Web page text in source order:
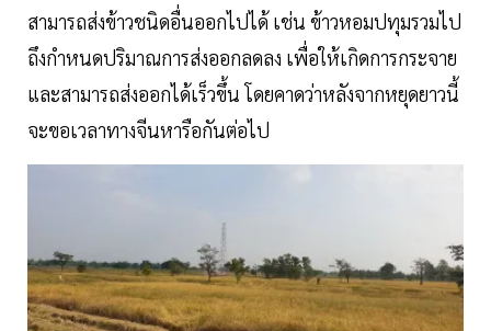
สามารถส่งข้าวชนิดอื่นออกไปได้ เช่น ข้าวหอมปทุมรวมไป
ถึงกำหนดปริมาณการส่งออกลดลง เพื่อให้เกิดการกระจาย
และสามารถส่งออกได้เร็วขึ้น โดยคาดว่าหลังจากหยุดยาวนี้
จะขอเวลาทางจีนหารือกันต่อไป